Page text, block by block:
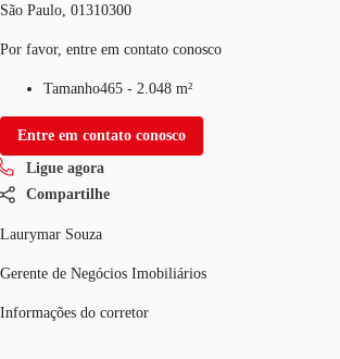
São Paulo, 01310300
Por favor, entre em contato conosco
Tamanho465 - 2.048 m²
Entre em contato conosco
Ligue agora
Compartilhe
Laurymar Souza
Gerente de Negócios Imobiliários
Informações do corretor